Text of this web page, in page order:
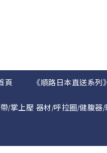
頁 《順路日本直送系列》
/掌上壓 器材/呼拉圈/健腹器